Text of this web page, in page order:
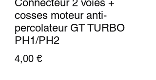
Connecteur 2 voies +
cosses moteur anti-
percolateur GT TURBO
PH1/PH2
4,00 €Prix